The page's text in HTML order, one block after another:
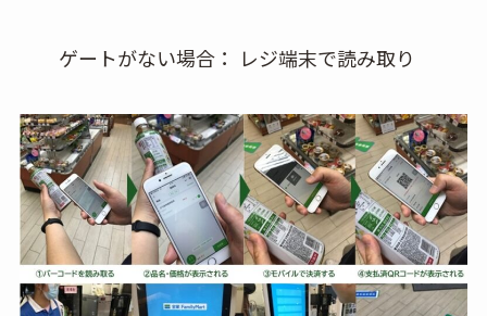
ゲートがない場合： レジ端末で読み取り